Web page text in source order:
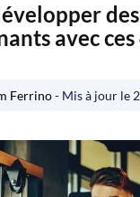
avec ces
Ferrino- Mis à jour le